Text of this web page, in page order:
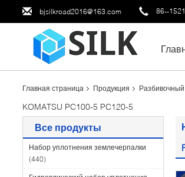
bjsilkroad2016@163.com 86--
Главная страница Продукция
KOMATSU PC100-5 PC120-5
Все продукты
Набор уплотнения землечерпалки
(440)